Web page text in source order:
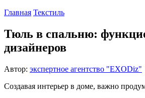
Главная Текстиль
Тюль в спальню:
дизайнеров
Автор: экспертное агентство "EXODiz"
Создавая интерьер в доме, важно